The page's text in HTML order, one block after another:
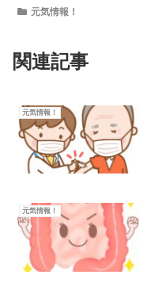
元気情報！
関連記事
元気情報！
元気情報！